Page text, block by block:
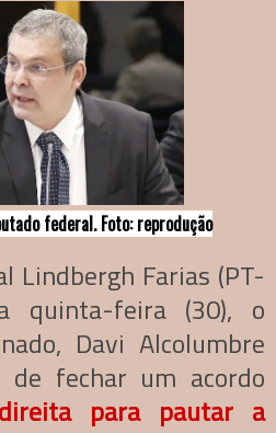
federal. Foto: reprodução
Lindbergh Farias (PT-
quinta-feira (30), o
Davi Alcolumbre
de fechar um acordo
para pautar a